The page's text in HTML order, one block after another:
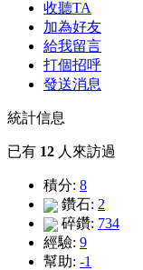
收聽TA
加為好友
給我留言
打個招呼
發送消息
統計信息
已有 12 人來訪過
積分: 8
鑽石: 2
碎鑽: 734
經驗: 9
幫助: -1